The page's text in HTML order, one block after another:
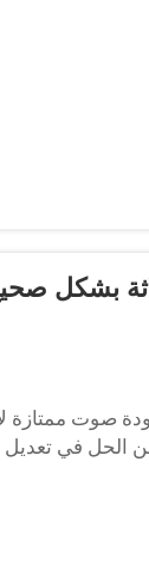
بشكل
ممتازة لا
الحل في
فإن